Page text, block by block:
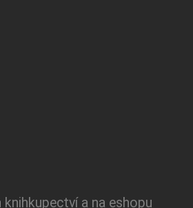
knihkupectví a na eshopu